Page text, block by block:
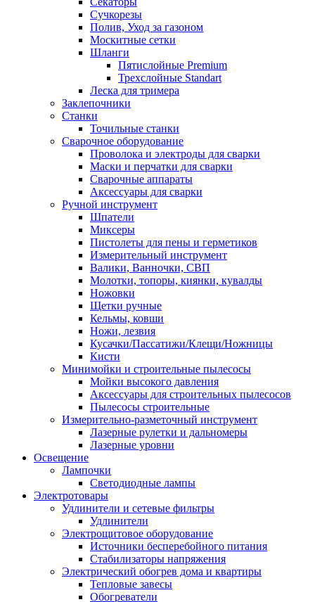
Сучкорезы
Полив, Уход за газоном
Москитные сетки
Шланги
Пятислойные Premium
Трехслойные Standart
Леска для тримера
Заклепочники
Станки
Точильные станки
Сварочное оборудование
Проволока и электроды для сварки
Маски и перчатки для сварки
Сварочные аппараты
Аксессуары для сварки
Ручной инструмент
Шпатели
Миксеры
Пистолеты для пены и герметиков
Измерительный инструмент
Валики, Ванночки, СВП
Молотки, топоры, киянки, кувалды
Ножовки
Щетки ручные
Кельмы, ковши
Ножи, лезвия
Кусачки/Пассатижи/Клещи/Ножницы
Кисти
Минимойки и строительные пылесосы
Мойки высокого давления
Аксессуары для строительных пылесосов
Пылесосы строительные
Измерительно-разметочный инструмент
Лазерные рулетки и дальномеры
Лазерные уровни
Освещение
Лампочки
Светодиодные лампы
Электротовары
Удлинители и сетевые фильтры
Удлинители
Электрощитовое оборудование
Источники бесперебойного питания
Стабилизаторы напряжения
Электрический обогрев дома и квартиры
Тепловые завесы
Обогреватели